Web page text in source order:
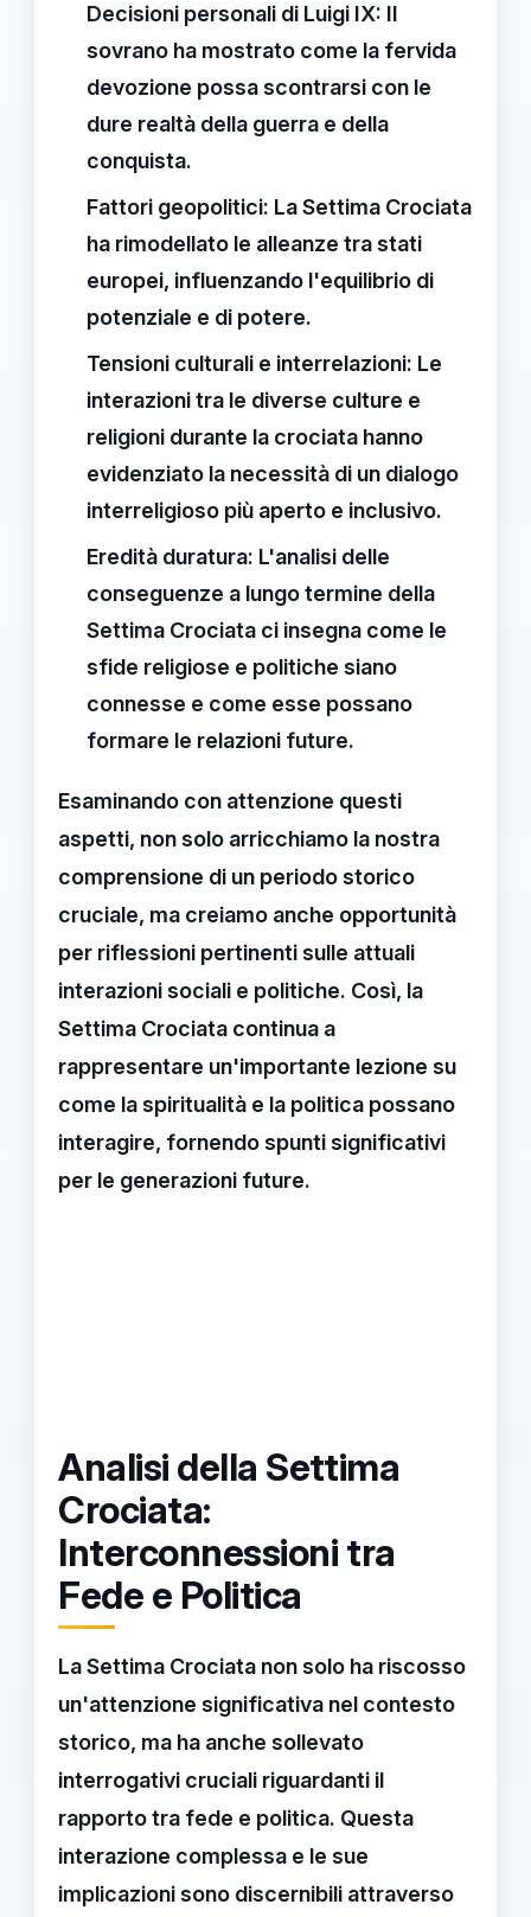
Decisioni personali di Luigi IX: Il
sovrano ha mostrato come la fervida
devozione possa scontrarsi con le
dure realtà della guerra e della
conquista.
Fattori geopolitici: La Settima Crociata
ha rimodellato le alleanze tra stati
europei, influenzando l'equilibrio di
potenziale e di potere.
Tensioni culturali e interrelazioni: Le
interazioni tra le diverse culture e
religioni durante la crociata hanno
evidenziato la necessità di un dialogo
interreligioso più aperto e inclusivo.
Eredità duratura: L'analisi delle
conseguenze a lungo termine della
Settima Crociata ci insegna come le
sfide religiose e politiche siano
connesse e come esse possano
formare le relazioni future.
Esaminando con attenzione questi
aspetti, non solo arricchiamo la nostra
comprensione di un periodo storico
cruciale, ma creiamo anche opportunità
per riflessioni pertinenti sulle attuali
interazioni sociali e politiche. Così, la
Settima Crociata continua a
rappresentare un'importante lezione su
come laspiritualità e la politica possano
interagire, fornendo spunti significativi
per le generazioni future.
Analisi della Settima
Crociata:
Interconnessioni tra
Fede e Politica
LaSettima Crociata non solo ha riscosso
un'attenzione significativa nel contesto
storico, ma ha anche sollevato
interrogativi cruciali riguardanti il
rapporto tra fede e politica. Questa
interazione complessa e le sue
implicazioni sono discernibili attraverso